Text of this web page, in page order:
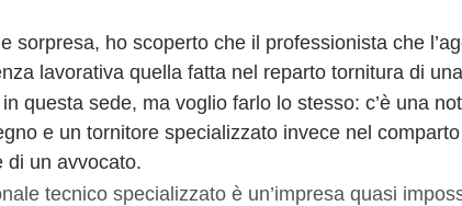
sorpresa, ho scoperto che il professionista che
lavorativa quella fatta nel reparto tornitura di
questa sede, ma voglio farlo lo stesso: c’è una
e un tornitore specializzato invece nel
di un avvocato.
tecnico specializzato è un’impresa quasi